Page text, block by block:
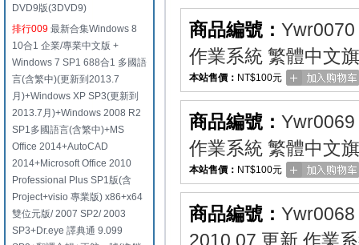
DVD9版(3DVD9)
排行009 最新合集Windows 8
10合1 企業/專業中文版 +
Windows 7 SP1 688合1 多國語
言(含繁中)(更新到2013.7
月)+Windows XP SP3(更新到
2013.7月)+Windows 2008 R2
SP1多國語言(含繁中)+MS
Office 2014+AutoCAD
2014+Microsoft Office 2010
Professional Plus SP1版(含
Project+visio 專業版) x86+x64
雙位元版/ 2007 SP2/ 2003
SP3+Dr.eye 譯典通 9.099
商品編號： Ywr0070
作業系統 繁體中文
本站售價： NT$100元
商品編號： Ywr0069
作業系統 繁體中文
本站售價： NT$100元
商品編號： Ywr0068
2010.07 更新 作業